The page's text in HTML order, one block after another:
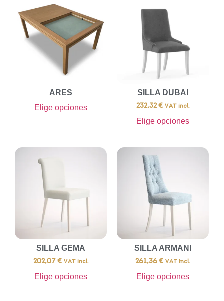
ARES
Elige opciones
SILLA DUBAI
232,32€ VAT incl.
Elige opciones
SILLA GEMA
202,07 € VAT incl.
Elige opciones
SILLA ARMANI
261,36 € VAT incl.
Elige opciones